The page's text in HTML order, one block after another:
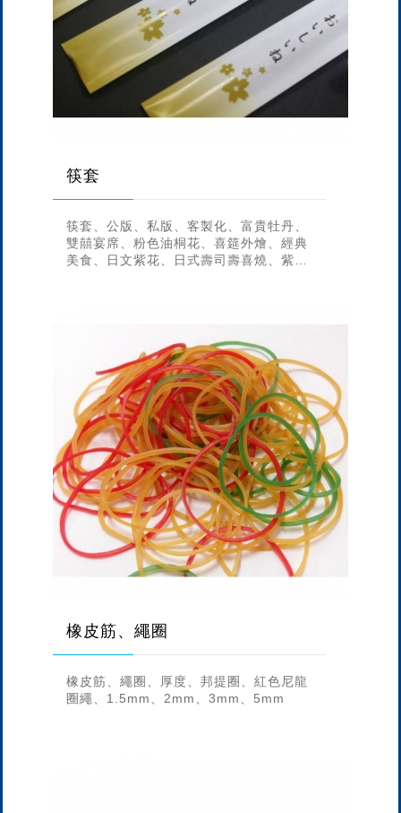
筷套
筷套、公版、私版、客製化、富貴牡丹、
雙囍宴席、粉色油桐花、喜筵外燴、經典
美食、日文紫花、日式壽司壽喜燒、紫藍
橡皮筋、繩圈
橡皮筋、繩圈、厚度、邦提圈、紅色尼龍
圈繩、1.5mm、2mm、3mm、5mm